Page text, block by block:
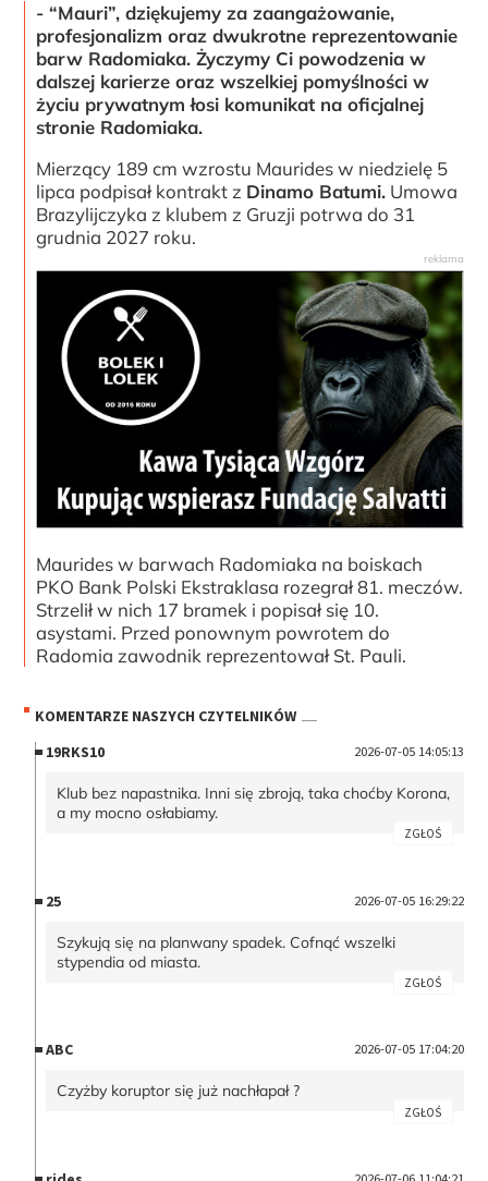
- “Mauri”, dziękujemy za zaangażowanie,
profesjonalizm oraz dwukrotne reprezentowanie
barw Radomiaka. Życzymy Ci powodzenia w
dalszej karierze oraz wszelkiej pomyślności w
życiu prywatnym łosi komunikat na oficjalnej
stronie Radomiaka.
Mierzący 189 cm wzrostu Maurides w niedzielę 5
lipca podpisał kontrakt z Dinamo Batumi. Umowa
Brazylijczyka z klubem z Gruzji potrwa do 31
grudnia 2027 roku.
Maurides w barwach Radomiaka na boiskach
PKO Bank Polski Ekstraklasa rozegrał 81. meczów.
Strzelił w nich 17 bramek i popisał się 10.
asystami. Przed ponownym powrotem do
Radomia zawodnik reprezentował St. Pauli.
KOMENTARZE NASZYCH CZYTELNIKÓW
19RKS10
2026-07-05 14:05:13
Klub bez napastnika. Inni się zbroją, taka choćby Korona,
a my mocno osłabiamy.
ZGŁOŚ
25 2026-07-05 16:29:22
Szykują się na planwany spadek. Cofnąć wszelki
stypendia od miasta.
ZGŁOŚ
ABC 2026-07-05 17:04:20
Czyżby koruptor się już nachłapał ?
ZGŁOŚ